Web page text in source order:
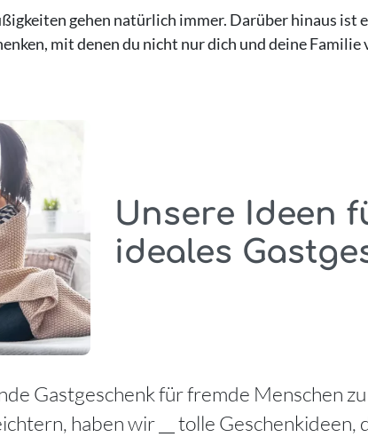
gehen natürlich immer. Darüber hinaus ist
mit denen du nicht nur dich und deine
Unsere Ideen
ideales
Gastgeschenk für fremde Menschen
haben wir __ tolle Geschenkideen,